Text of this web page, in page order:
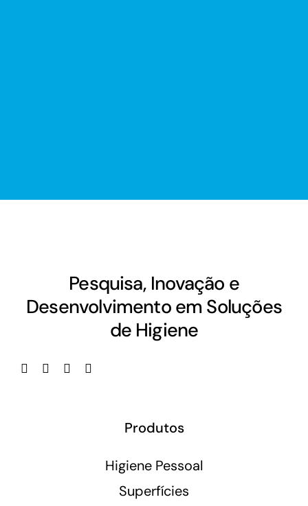
Pesquisa, Inovação e
Desenvolvimento em Soluções
de Higiene
Produtos
Higiene Pessoal
Superfícies